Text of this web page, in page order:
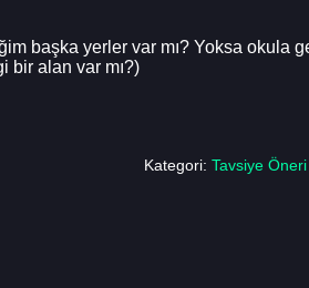
başka yerler var mı? Yoksa okula
bir alan var mı?)
Kategori: Tavsiye Öneri